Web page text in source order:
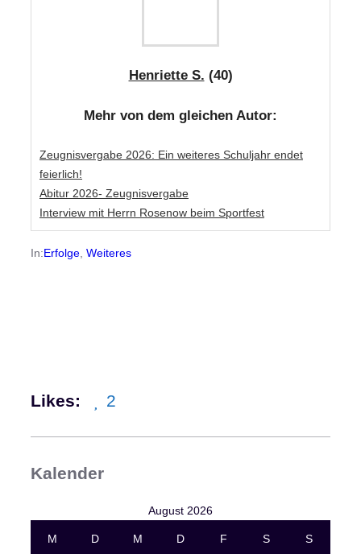
Henriette S. (40)
Mehr von dem gleichen Autor:
Zeugnisvergabe 2026: Ein weiteres Schuljahr endet
feierlich!
Abitur 2026- Zeugnisvergabe
Interview mit Herrn Rosenow beim Sportfest
In:Erfolge Weiteres
Likes: 2
Kalender
August 2026
M D M D F S S